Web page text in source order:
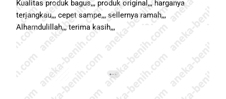
Kualitas produk bagus,,, produk original,,, harganya
terjangkau,,, cepet sampe,,, sellernya ramah,,,
Alhamdulillah,,, terima kasih,,,